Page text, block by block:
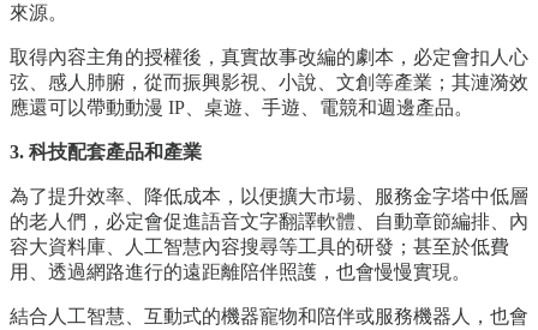
來源。
取得內容主角的授權後，真實故事改編的劇本，必定會扣人心
弦、感人肺腑，從而振興影視、小說、文創等產業；其漣漪效
應還可以帶動動漫 IP、桌遊、手遊、電競和週邊產品。
3. 科技配套產品和產業
為了提升效率、降低成本，以便擴大市場、服務金字塔中低層
的老人們，必定會促進語音文字翻譯軟體、自動章節編排、內
容大資料庫、人工智慧內容搜尋等工具的研發；甚至於低費
用、透過網路進行的遠距離陪伴照護，也會慢慢實現。
結合人工智慧、互動式的機器寵物和陪伴或服務機器人，也會